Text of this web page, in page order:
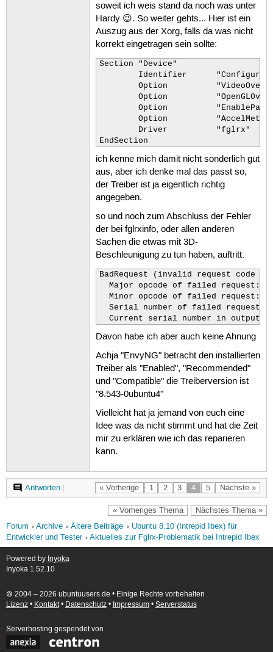
soweit ich weis stand da noch was unter
Hardy 😉. So weiter gehts... Hier ist ein
Auszug aus der Xorg, falls da was nicht
korrekt eingetragen sein sollte:
Section "Device"
EndSection
ich kenne mich damit nicht sonderlich gut
aus, aber ich denke mal das passt so,
der Treiber ist ja eigentlich richtig
angegeben.
so und noch zum Abschluss der Fehler
der bei fglrxinfo, oder allen anderen
Sachen die etwas mit 3D-
Beschleunigung zu tun haben, auftritt:
BadRequest (invalid request code
Major opcode of failed request:
Minor opcode of failed request:
Serial number of failed request:
Current serial number in output
Davon habe ich aber auch keine Ahnung
Achja "EnvyNG" betracht den installierten
Treiber als "Enabled", "Recommended"
und "Compatible" die Treiberversion ist
"8.543-0ubuntu4"
Vielleicht hat ja jemand von euch eine
Idee was da nicht stimmt und hat die Zeit
mir zu erklären wie ich das reparieren
kann.
« Vorherige 1 2 3 4 5 Nächste »
Antworten|
« Vorheriges Thema Nächstes Thema »
Forum Archive Ältere Beiträge
Ubuntu 8.10 (Intrepid Ibex) für
Entwickler und Tester
Aktuelles zur Fglrx-Problematik bei Intrepid Ibex
Powered by Inyoka
Inyoka 1.52.10
🄯 2004 – 2026 ubuntuusers.de • Einige Rechte vorbehalten
Lizenz• Kontakt• Datenschutz• Impressum• Serverstatus
Serverhosting gespendet von